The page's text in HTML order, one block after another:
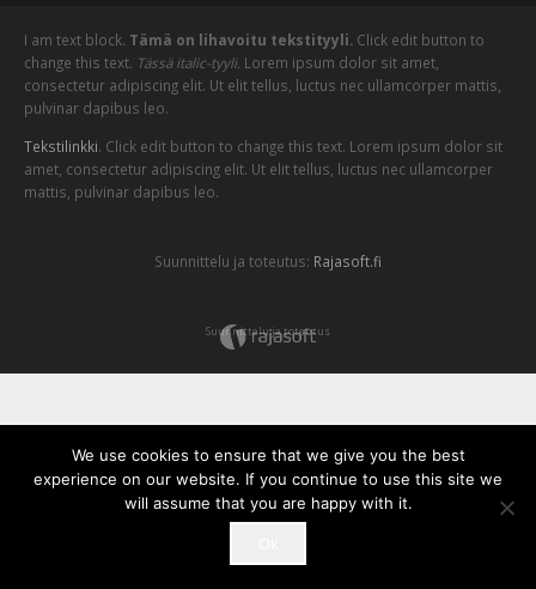
I am text block. Tämä on lihavoitu tekstityyli. Click edit button to
change this text. Tässä italic-tyyli. Lorem ipsum dolor sit amet,
consectetur adipiscing elit. Ut elit tellus, luctus nec ullamcorper mattis,
pulvinar dapibus leo.
Tekstilinkki. Click edit button to change this text. Lorem ipsum dolor sit
amet, consectetur adipiscing elit. Ut elit tellus, luctus nec ullamcorper
mattis, pulvinar dapibus leo.
Suunnittelu ja toteutus: Rajasoft.fi
Suunnittelu ja toteutus
We use cookies to ensure that we give you the best
experience on our website. If you continue to use this site we
will assume that you are happy with it.